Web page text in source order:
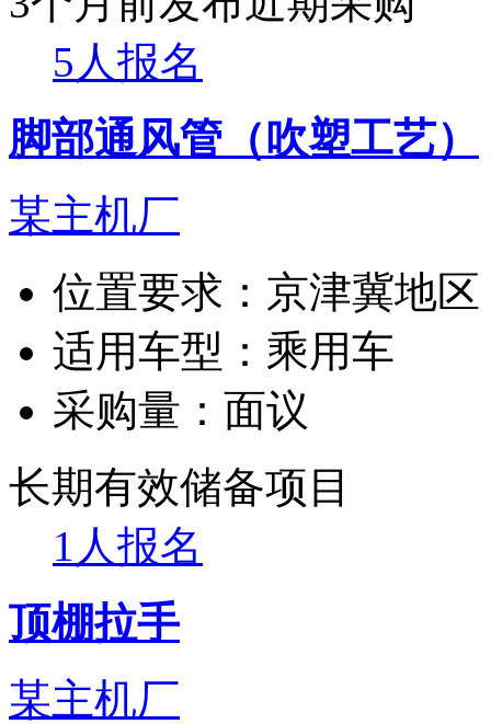
5人报名
脚部通风管（吹塑工艺）
某主机厂
位置要求： 京津冀地
适用车型： 乘用车
采购量： 面议
长期有效储备项目
1人报名
顶棚拉手
某主机厂